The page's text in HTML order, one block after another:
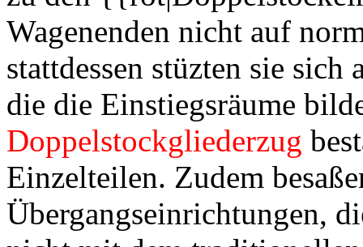
Wagenenden nicht auf
stattdessen stüzten sie
die die Einstiegsräume
Doppelstockgliederzug
Einzelteilen. Zudem
Übergangseinrichtungen,